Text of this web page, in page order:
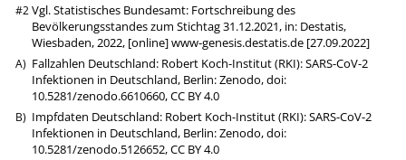
Vgl. Statistisches Bundesamt: Fortschreibung des
Bevölkerungsstandes zum Stichtag 31.12.2021, in: Destatis,
Wiesbaden, 2022, [online]www-genesis.destatis.de[27.09.2022]
Fallzahlen Deutschland: Robert Koch-Institut (RKI): SARS-CoV-2
Infektionen in Deutschland, Berlin: Zenodo,doi:
10.5281/zenodo.6610660,CC BY 4.0
Impfdaten Deutschland: Robert Koch-Institut (RKI): SARS-CoV-2
Infektionen in Deutschland, Berlin: Zenodo,doi:
10.5281/zenodo.5126652,CC BY 4.0